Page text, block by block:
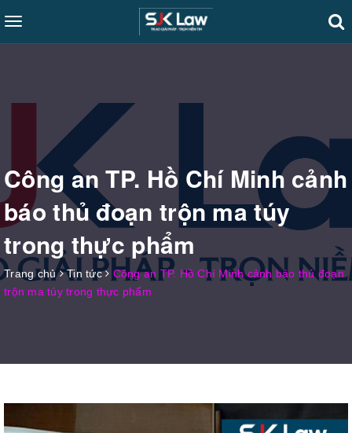
Toggle
navigation
Công an TP. Hồ Chí Minh cảnh
báo thủ đoạn trộn ma túy
trong thực phẩm
Trang chủ Tin tức
Công an TP. Hồ Chí Minh cảnh báo thủ đoạn
trộn ma túy trong thực phẩm